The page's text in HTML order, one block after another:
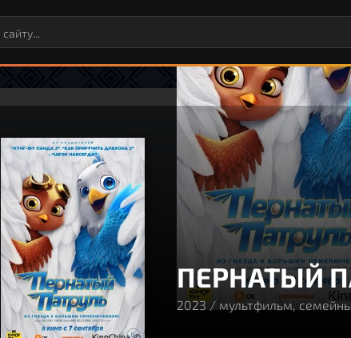
ПЕРНАТЫЙ
2023 / мультфильм,